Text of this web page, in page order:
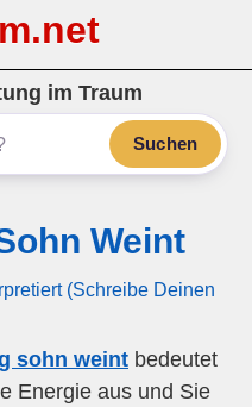
im Traum
Suchen
Weint
(Schreibe Deinen
sohn weint bedeutet
Energie aus und Sie